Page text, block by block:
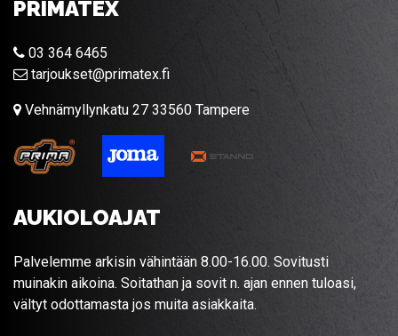
PRIMATEX
03 364 6465
tarjoukset@primatex.fi
Vehnämyllynkatu 27 33560 Tampere
AUKIOLOAJAT
Palvelemme arkisin vähintään 8.00-16.00. Sovitusti
muinakin aikoina. Soitathan ja sovit n. ajan ennen tuloasi,
vältyt odottamasta jos muita asiakkaita.